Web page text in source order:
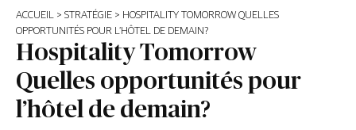
ACCUEIL > STRATÉGIE > HOSPITALITY TOMORROW QUELLES
OPPORTUNITÉS POUR L’HÔTEL DE DEMAIN?
Hospitality Tomorrow
Quelles opportunités pour
l’hôtel de demain?